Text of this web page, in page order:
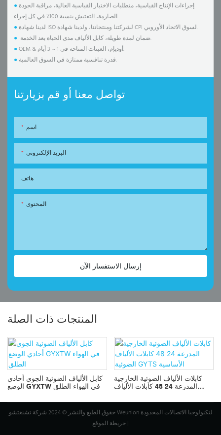
● إجراءات الإنتاج القياسية، متطلبات الاختبار القياسية العالية، مراقبة الجودة
الصارمة، التفتيش بنسبة 100٪ في كل إجراء.
●
لدينا شهادة ISO لشركتنا ومنتجاتنا، ولدينا شهادة CPI لسوق الاتحاد الأوروبي.
●
ضمان لمدة طويلة، كابل الألياف مدى الحياة بعد الخدمة.
●
OEM & أوديإم، العينات المتاحة في 1 ~ 3 أيام.
●
قدرة تنافسية ممتازة في السوق العالمية.
تواصل معنا أو قم بزيارتنا
اسم
البريد الإلكتروني
هاتف
المحتوى
إرسال الاستفسار الآن
المنتجات ذات الصلة
كابل الألياف الضوئية الجوي أحادي
الوضع GYXTW في الهواء الطلق
كابلات الألياف الضوئية الخارجية
المدرعة 24 48 كابلات الألياف
حقوق الطبع والنشر © 2024 شركة تشنغتشو Weunion لتكنولوجيا الاتصالات المحدودة
| خريطة الموقع